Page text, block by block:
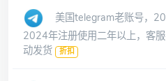
美国telegram老账号，
2024年注册使用二年以上，客
动发货 折扣